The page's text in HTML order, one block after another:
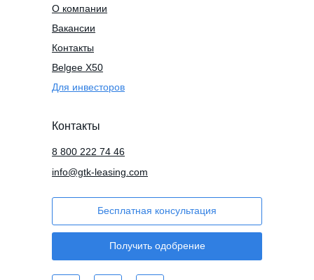
О компании
Вакансии
Контакты
Для инвесторов
Контакты
info@gtk-leasing.com
Бесплатная консультация
Получить одобрение
Belgee X50
8 800 222 74 46